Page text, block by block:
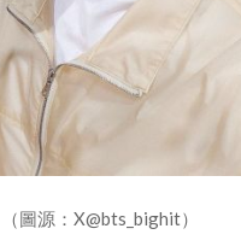
（圖源：X@bts_bighit）